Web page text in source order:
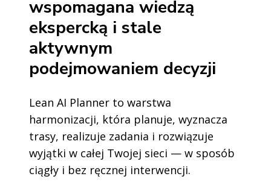
wspomagana wiedzą
ekspercką i stale
aktywnym
podejmowaniem decyzji
Lean AI Planner to warstwa
harmonizacji, która planuje, wyznacza
trasy, realizuje zadania i rozwiązuje
wyjątki w całej Twojej sieci — w sposób
ciągły i bez ręcznej interwencji.